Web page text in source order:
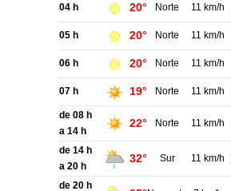
04 h 20° Norte 11 km/h
05 h 20° Norte 11 km/h
06 h 20° Norte 11 km/h
07 h 19° Norte 11 km/h
de 08 h
a 14 h
22° Norte 11 km/h
de 14 h
a 20 h
32° Sur 11 km/h
de 20 h